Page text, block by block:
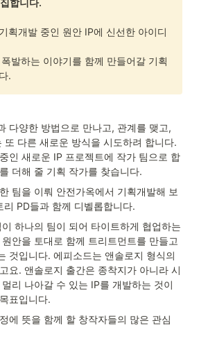
합니다.
획개발 중인 원안 IP에 신선한 아이디
발하는 이야기를 함께 만들어갈 기획
.
다양한 방법으로 만나고, 관계를 맺고,
또 다른 새로운 방식을 시도하려 합니다.
인 새로운 IP 프로젝트에 작가 팀으로 합
더해 줄 기획 작가를 찾습니다.
팀을 이뤄 안전가옥에서 기획개발해 보
리 PD들과 함께 디벨롭합니다.
하나의 팀이 되어 타이트하게 협업하는
안을 토대로 함께 트리트먼트를 만들고
것입니다. 에피소드는 앤솔로지 형식의
요. 앤솔로지 출간은 종착지가 아니라 시
리 나아갈 수 있는 IP를 개발하는 것이
표입니다.
에 뜻을 함께 할 창작자들의 많은 관심